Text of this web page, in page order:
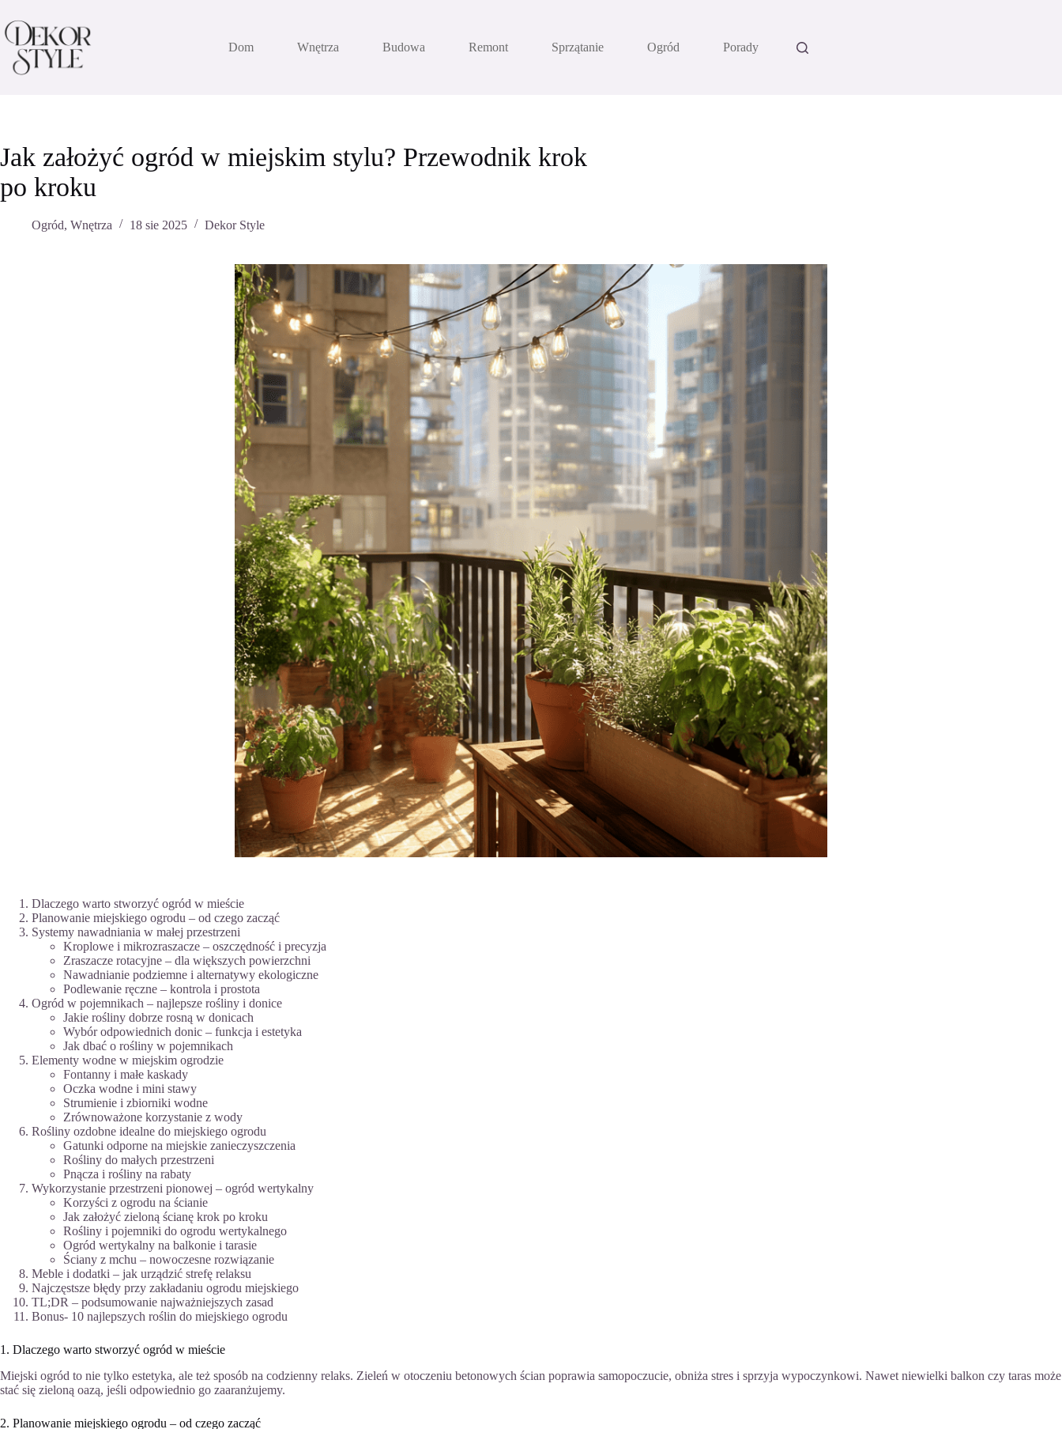
do
treści
Dom
Wnętrza Budowa Remont Sprzątanie Ogród Porady
Jak założyć ogród w miejskim stylu? Przewodnik krok
po kroku
Ogród, Wnętrza 18 sie 2025 Dekor Style
Dlaczego warto stworzyć ogród w mieście
Planowanie miejskiego ogrodu – od czego zacząć
Systemy nawadniania w małej przestrzeni
Kroplowe i mikrozraszacze – oszczędność i precyzja
Zraszacze rotacyjne – dla większych powierzchni
Nawadnianie podziemne i alternatywy ekologiczne
Podlewanie ręczne – kontrola i prostota
Ogród w pojemnikach – najlepsze rośliny i donice
Jakie rośliny dobrze rosną w donicach
Wybór odpowiednich donic – funkcja i estetyka
Jak dbać o rośliny w pojemnikach
Elementy wodne w miejskim ogrodzie
Fontanny i małe kaskady
Oczka wodne i mini stawy
Strumienie i zbiorniki wodne
Zrównoważone korzystanie z wody
Rośliny ozdobne idealne do miejskiego ogrodu
Gatunki odporne na miejskie zanieczyszczenia
Rośliny do małych przestrzeni
Pnącza i rośliny na rabaty
Wykorzystanie przestrzeni pionowej – ogród wertykalny
Korzyści z ogrodu na ścianie
Jak założyć zieloną ścianę krok po kroku
Rośliny i pojemniki do ogrodu wertykalnego
Ogród wertykalny na balkonie i tarasie
Ściany z mchu – nowoczesne rozwiązanie
Meble i dodatki – jak urządzić strefę relaksu
Najczęstsze błędy przy zakładaniu ogrodu miejskiego
TL;DR – podsumowanie najważniejszych zasad
Bonus- 10 najlepszych roślin do miejskiego ogrodu
1. Dlaczego warto stworzyć ogród w mieście
Miejski ogród to nie tylko estetyka, ale też sposób na codzienny relaks. Zieleń w otoczeniu betonowych ścian poprawia samopoczucie, obniża stres i sprzyja wypoczynkowi. Nawet niewielki balkon czy taras może
stać się zieloną oazą, jeśli odpowiednio go zaaranżujemy.
2. Planowanie miejskiego ogrodu – od czego zacząć